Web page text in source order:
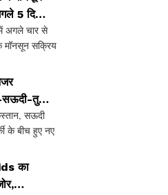
5 दिनों में
की संभावना
अगले चार से
मॉनसून सक्रिय
बारिश की
हो सकती हैं।
यूपी के
वर्षा की चे
तुर्की
पर: क्या है
सऊदी
के बीच हुए नए
बात कही है।
तहत यदि
हमला होता
का